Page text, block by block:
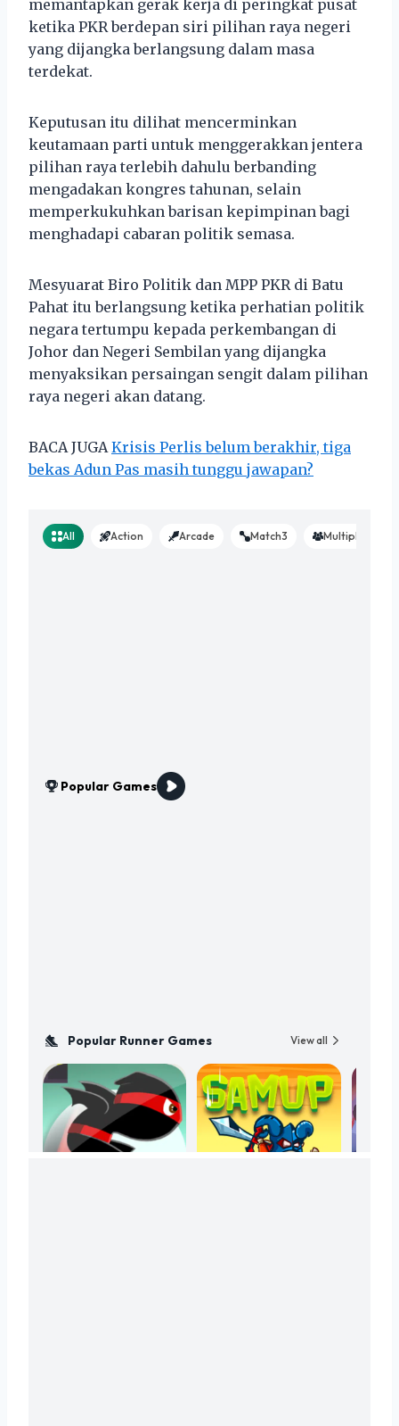
memantapkan gerak kerja di peringkat pusat
ketika PKR berdepan siri pilihan raya negeri
yang dijangka berlangsung dalam masa
terdekat.
Keputusan itu dilihat mencerminkan
keutamaan parti untuk menggerakkan jentera
pilihan raya terlebih dahulu berbanding
mengadakan kongres tahunan, selain
memperkukuhkan barisan kepimpinan bagi
menghadapi cabaran politik semasa.
Mesyuarat Biro Politik dan MPP PKR di Batu
Pahat itu berlangsung ketika perhatian politik
negara tertumpu kepada perkembangan di
Johor dan Negeri Sembilan yang dijangka
menyaksikan persaingan sengit dalam pilihan
raya negeri akan datang.
BACA JUGA Krisis Perlis belum berakhir, tiga
bekas Adun Pas masih tunggu jawapan?